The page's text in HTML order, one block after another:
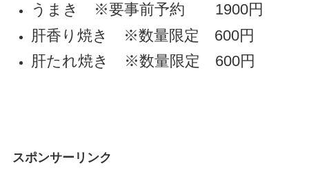
うまき ※要事前予約 1900円
肝香り焼き ※数量限定 600円
肝たれ焼き ※数量限定 600円
スポンサーリンク